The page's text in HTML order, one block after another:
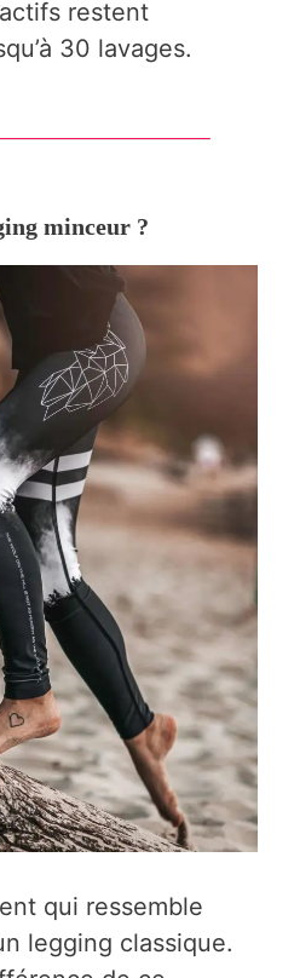
restent
30 lavages.
minceur ?
qui ressemble
legging classique.